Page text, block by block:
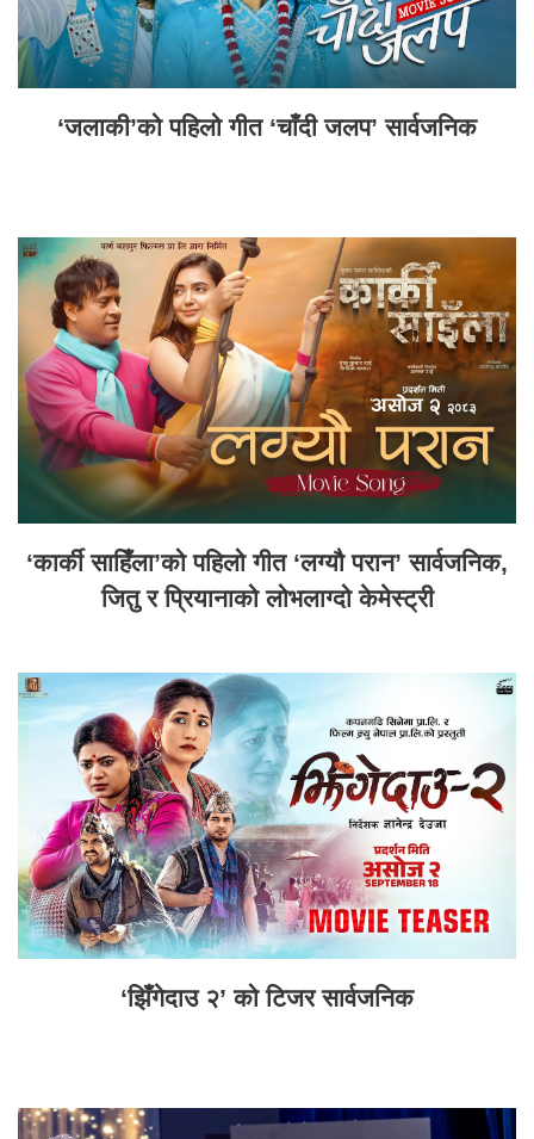
‘जलाकी’को पहिलो गीत ‘चाँदी जलप’ सार्वजनिक
‘कार्की साहिँला’को पहिलो गीत ‘लग्यौ परान’ सार्वजनिक,
जितु र प्रियानाको लोभलाग्दो केमेस्ट्री
‘झिँगेदाउ २’ को टिजर सार्वजनिक